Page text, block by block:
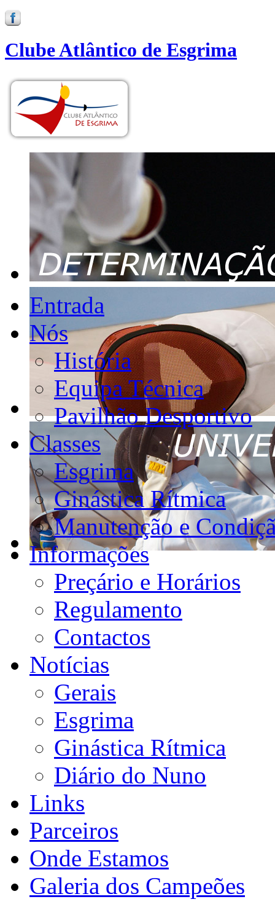
Clube Atlântico de Esgrima
Entrada
Nós
História
Equipa Técnica
Pavilhão Desportivo
Classes
Esgrima
Ginástica Rítmica
Manutenção e
Informações
Preçário e Horários
Regulamento
Contactos
Notícias
Gerais
Esgrima
Ginástica Rítmica
Diário do Nuno
Links
Parceiros
Onde Estamos
Galeria dos Campeões